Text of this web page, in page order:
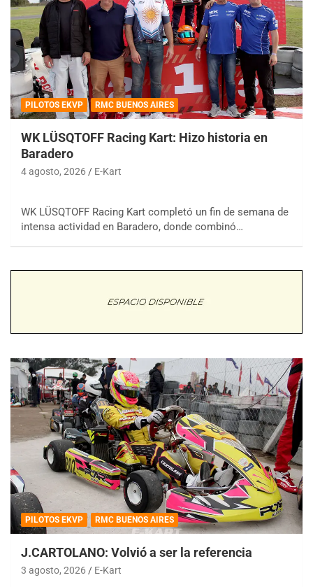
PILOTOS EKVP RMC BUENOS AIRES
WK LÜSQTOFF Racing Kart: Hizo historia en
Baradero
4 agosto, 2026 E-Kart
WK LÜSQTOFF Racing Kart completó un fin de semana de
intensa actividad en Baradero, donde combinó…
PILOTOS EKVP RMC BUENOS AIRES
J.CARTOLANO: Volvió a ser la referencia
3 agosto, 2026 E-Kart